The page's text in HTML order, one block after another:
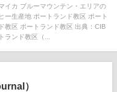
ンド教区
イカ ブルーマウンテン・エリアの
ー生産地 ポートランド教区 ポート
教区 ポートランド教区 出典：CIB
ランド教区（...
）